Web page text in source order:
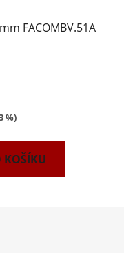
FACOMBV.51A
%)
KOŠÍKU